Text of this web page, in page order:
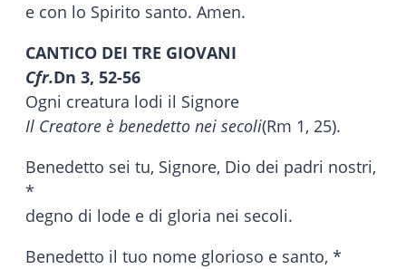
e con lo Spirito santo. Amen.
CANTICO DEI TRE GIOVANI
Cfr.Dn 3, 52-56
Ogni creatura lodi il Signore
Il Creatore è benedetto nei secoli(Rm 1, 25).
Benedetto sei tu, Signore, Dio dei padri nostri,
*
degno di lode e di gloria nei secoli.
Benedetto il tuo nome glorioso e santo, *